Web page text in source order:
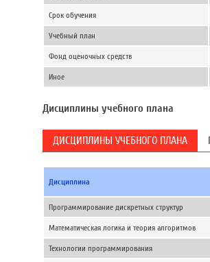
Срок обучения
Учебный план
Фонд оценочных средств
Иное
Дисциплины учебного плана
ДИСЦИПЛИНЫ УЧЕБНОГО ПЛАНА
Дисциплина
Программирование дискретных структур
Математическая логика и теория алгоритмов
Технологии программирования